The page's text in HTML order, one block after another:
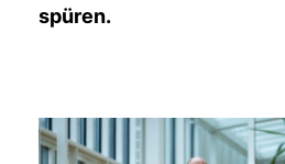
spüren.